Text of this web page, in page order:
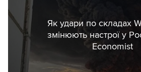
Як удари по складах
змінюють настрої у
Economist